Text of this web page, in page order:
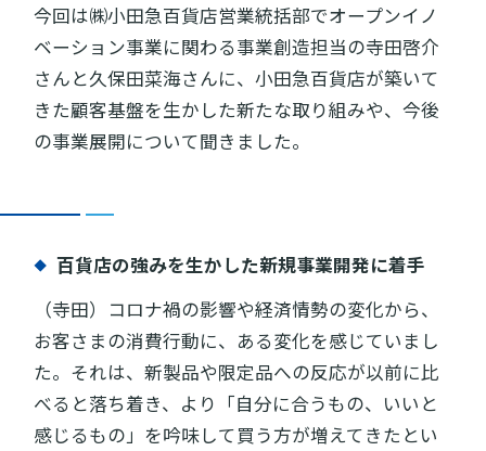
今回は㈱小田急百貨店営業統括部でオープンイノ
ベーション事業に関わる事業創造担当の寺田啓介
さんと久保田菜海さんに、小田急百貨店が築いて
きた顧客基盤を生かした新たな取り組みや、今後
の事業展開について聞きました。
百貨店の強みを生かした新規事業開発に着手
（寺田）コロナ禍の影響や経済情勢の変化から、
お客さまの消費行動に、ある変化を感じていまし
た。それは、新製品や限定品への反応が以前に比
べると落ち着き、より「自分に合うもの、いいと
感じるもの」を吟味して買う方が増えてきたとい